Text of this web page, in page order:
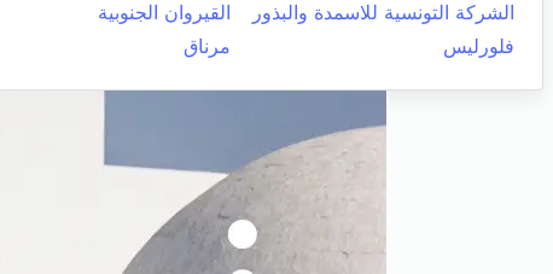
الشركة التونسية للاسمدة والبذور
القيروان الجنوبية
فلورليس
مرناق